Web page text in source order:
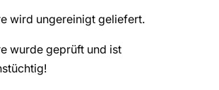
wird ungereinigt geliefert.
wurde geprüft und ist